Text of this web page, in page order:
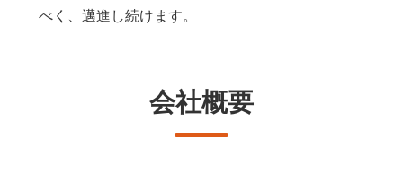
べく、邁進し続けます。
会社概要